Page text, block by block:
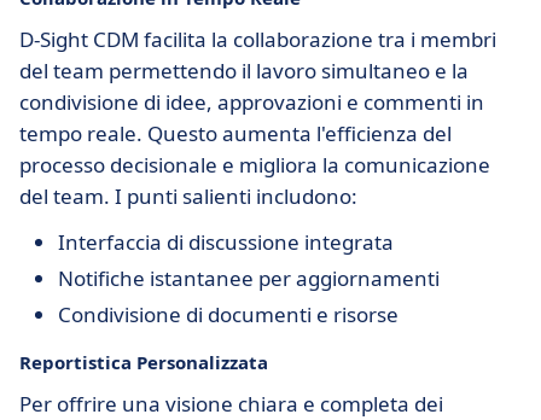
D-Sight CDM facilita la collaborazione tra i membri
del team permettendo il lavoro simultaneo e la
condivisione di idee, approvazioni e commenti in
tempo reale. Questo aumenta l'efficienza del
processo decisionale e migliora la comunicazione
del team. I punti salienti includono:
Interfaccia di discussione integrata
Notifiche istantanee per aggiornamenti
Condivisione di documenti e risorse
Reportistica Personalizzata
Per offrire una visione chiara e completa dei